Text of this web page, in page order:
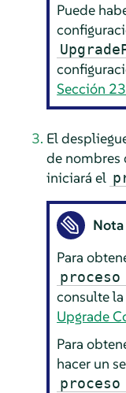
Puede
Sección
El
de nombres
iniciará el
Nota
Para
consulte
Upgrade
Para
hacer un